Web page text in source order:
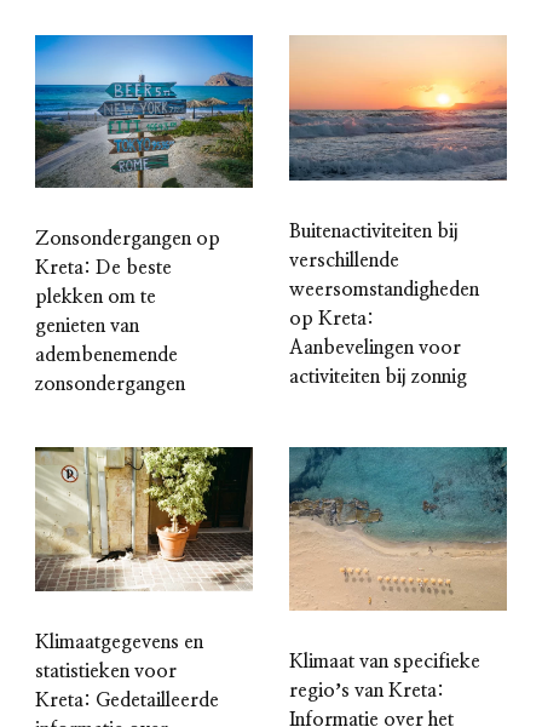
Zonsondergangen op
Kreta: De beste
plekken om te
genieten van
adembenemende
zonsondergangen
Buitenactiviteiten bij
verschillende
weersomstandigheden
op Kreta:
Aanbevelingen voor
activiteiten bij zonnig
Klimaatgegevens en
statistieken voor
Kreta: Gedetailleerde
Klimaat van specifieke
regioʼs van Kreta:
Informatie over het